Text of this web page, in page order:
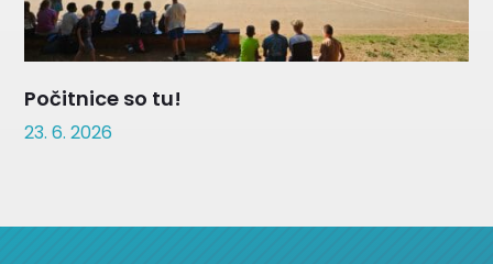
Počitnice so tu!
23. 6. 2026